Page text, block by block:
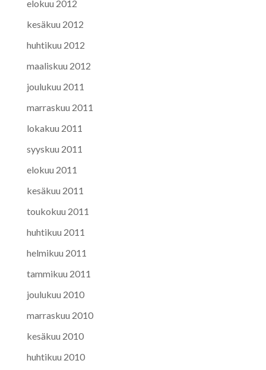
elokuu 2012
kesäkuu 2012
huhtikuu 2012
maaliskuu 2012
joulukuu 2011
marraskuu 2011
lokakuu 2011
syyskuu 2011
elokuu 2011
kesäkuu 2011
toukokuu 2011
huhtikuu 2011
helmikuu 2011
tammikuu 2011
joulukuu 2010
marraskuu 2010
kesäkuu 2010
huhtikuu 2010